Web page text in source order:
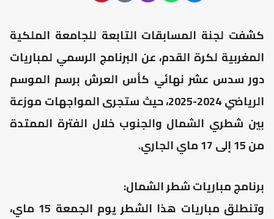
كشفت لجنة المسابقات التابعة للجامعة الملكية
المغربية لكرة القدم، عن البرنامج الرسمي لمباريات
دور سدس عشر نهائي كأس العرش برسم الموسم
الرياضي 2024-2025، حيث ستجرى المواجهات موزعة
بين شطري الشمال والجنوب خلال الفترة الممتدة
من 15 إلى 17 ماي الجاري.
برنامج مباريات شطر الشمال:
وتنطلق مباريات هذا الشطر يوم الجمعة 15 ماي،